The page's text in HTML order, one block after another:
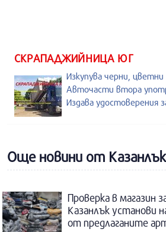
СКРАПАДЖИЙНИЦА ЮГ
Изкупува черни,
Авточасти втора
Издава удостоверения
Още новини от
Проверка в магазин
Казанлък установи
от предлаганите